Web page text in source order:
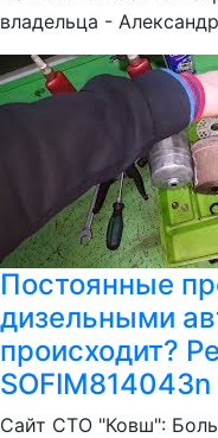
владельца -
Постоянные
дизельными
происходит?
SOFIM814043n
Сайт СТО "Ковш":